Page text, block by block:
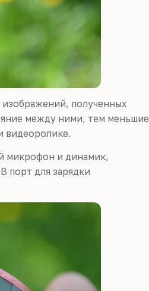
полученных
между ними, тем меньшие
видеоролике.
микрофон и динамик,
порт для зарядки